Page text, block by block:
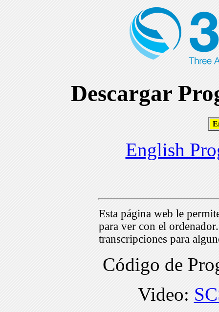
Descargar
English
Esta página web le
para ver con el
transcripciones para
Código de
Video: